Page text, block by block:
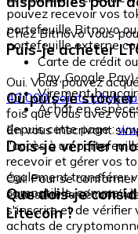
pouvez recevoir vos
portefeuille Bitnovo
portefeuille externe
Chez Bitnovo vous
Carte de crédit
Pay, Google Pay)
Virement
Achat en
Puis-je acheter
Oui. Vous pouvez
40 000 points
fois que vous avez
depuis cette page :
Où puis-je
En vous inscrivant
l'accès à un
recevoir et gérer vos
également transférer
compatible, comme
Dois-je vérifier
Oui. Pour se
et assurer la sécurité
s'inscrire et de
achats de
Que dois-je
Litecoin ?